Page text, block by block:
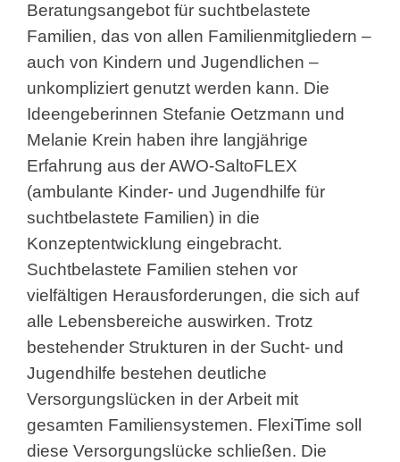
Beratungsangebot für suchtbelastete
Familien, das von allen Familienmitgliedern –
auch von Kindern und Jugendlichen –
unkompliziert genutzt werden kann. Die
Ideengeberinnen Stefanie Oetzmann und
Melanie Krein haben ihre langjährige
Erfahrung aus der AWO-SaltoFLEX
(ambulante Kinder- und Jugendhilfe für
suchtbelastete Familien) in die
Konzeptentwicklung eingebracht.
Suchtbelastete Familien stehen vor
vielfältigen Herausforderungen, die sich auf
alle Lebensbereiche auswirken. Trotz
bestehender Strukturen in der Sucht- und
Jugendhilfe bestehen deutliche
Versorgungslücken in der Arbeit mit
gesamten Familiensystemen. FlexiTime soll
diese Versorgungslücke schließen. Die